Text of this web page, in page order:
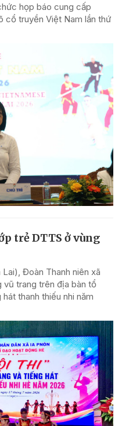
họp báo cung cấp
cổ truyền Việt Nam lần thứ
trẻ DTTS ở vùng
Lai), Đoàn Thanh niên xã
trang trên địa bàn tổ
thanh thiếu nhi năm